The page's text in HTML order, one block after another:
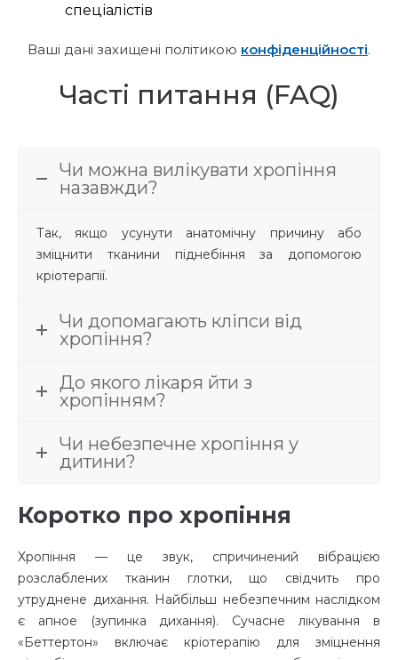
спеціалістів
Ваші дані захищені політикою конфіденційності.
Часті питання (FAQ)
Чи можна вилікувати хропіння
назавжди?
Так, якщо усунути анатомічну причину або
зміцнити тканини піднебіння за допомогою
кріотерапії.
Чи допомагають кліпси від
хропіння?
До якого лікаря йти з
хропінням?
Чи небезпечне хропіння у
дитини?
Коротко про хропіння
Хропіння — це звук, спричинений вібрацією
розслаблених тканин глотки, що свідчить про
утруднене дихання. Найбільш небезпечним наслідком
є апное (зупинка дихання). Сучасне лікування в
«Беттертон» включає кріотерапію для зміцнення